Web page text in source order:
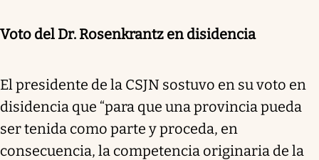
Voto del Dr. Rosenkrantz en disidencia
El presidente de la CSJN sostuvo en su voto en
disidencia que “para que una provincia pueda
ser tenida como parte y proceda, en
consecuencia, la competencia originaria de la